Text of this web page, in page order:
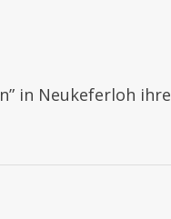
in Neukeferloh ihre